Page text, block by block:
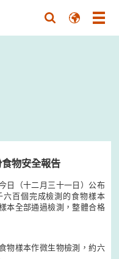
物安全報告
日（十二月三十一日）公布
六百個完成檢測的食物樣本
本全部通過檢測，整體合格
物樣本作微生物檢測，約六